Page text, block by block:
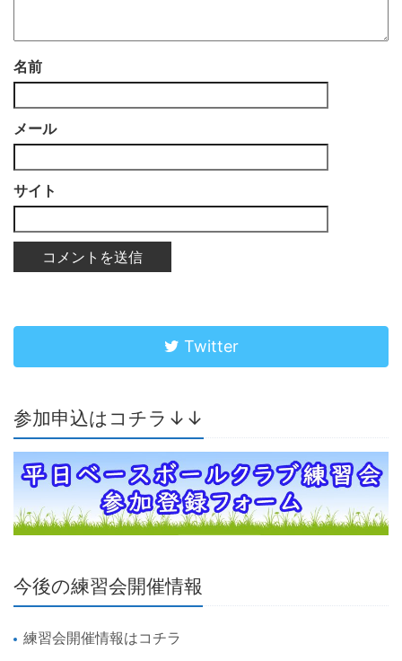
名前
メール
サイト
Twitter
参加申込はコチラ↓↓
今後の練習会開催情報
練習会開催情報はコチラ